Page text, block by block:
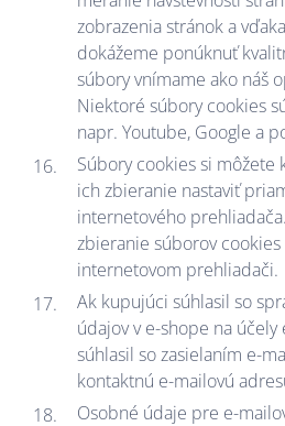
zobrazenia stránok a
dokážeme ponúknuť
súbory vnímame ako náš
Niektoré súbory cookies
napr. Youtube, Google a
Súbory cookies si môžete
ich zbieranie nastaviť
internetového
zbieranie súborov cookies
internetovom prehliadači.
Ak kupujúci súhlasil so
údajov v e-shope na
súhlasil so zasielaním e-
kontaktnú e-mailovú
Osobné údaje pre e-